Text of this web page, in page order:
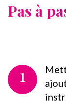
Pas à
1